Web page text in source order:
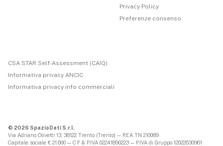
Privacy Policy
Preferenze consenso
CSA STAR Self-Assessment (CAIQ)
Informativa privacy ANCIC
Informativa privacy info commerciali
© 2026 SpazioDati S.r.l.
Via Adriano Olivetti 13, 38122 Trento (Trento) — REA TN 210089
Capitale sociale € 21.600 — C.F & P.IVA 02241890223 — P.IVA di Gruppo 12022630961